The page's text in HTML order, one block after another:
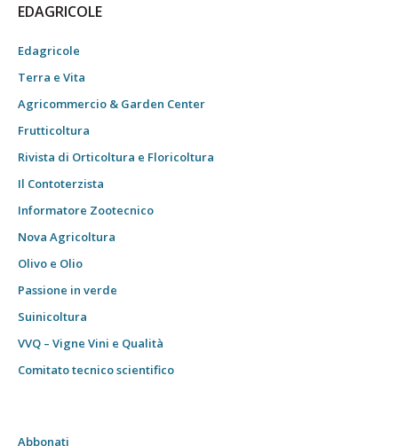
EDAGRICOLE
Edagricole
Terra e Vita
Agricommercio & Garden Center
Frutticoltura
Rivista di Orticoltura e Floricoltura
Il Contoterzista
Informatore Zootecnico
Nova Agricoltura
Olivo e Olio
Passione in verde
Suinicoltura
VVQ – Vigne Vini e Qualità
Comitato tecnico scientifico
Abbonati